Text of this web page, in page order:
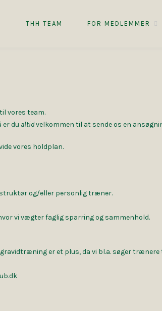
THH TEAM FOR MEDLEMMER
vores team.
er du altidvelkommen til at sende os en
vores holdplan.
og/eller personlig træner.
vi vægter faglig sparring og sammenhold.
er et plus, da vi bl.a. søger